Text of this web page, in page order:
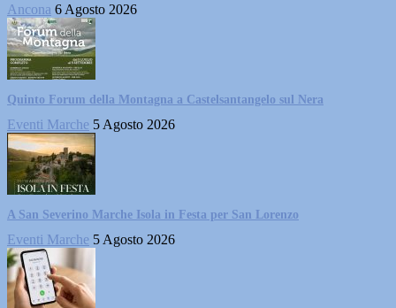
Ancona 6 Agosto 2026
Quinto Forum della Montagna a Castelsantangelo sul Nera
Eventi Marche 5 Agosto 2026
A San Severino Marche Isola in Festa per San Lorenzo
Eventi Marche 5 Agosto 2026